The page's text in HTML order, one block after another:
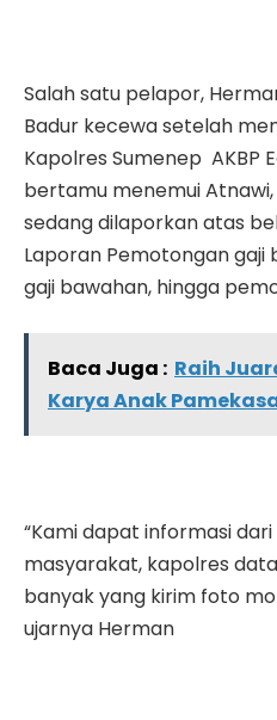
Salah satu pelapor,
Badur kecewa setelah
Kapolres Sumenep AKBP
bertamu menemui
sedang dilaporkan atas
Laporan Pemotongan gaji
gaji bawahan, hingga
Baca Juga : Raih
Karya Anak
“Kami dapat informasi
masyarakat, kapolres
banyak yang kirim foto
ujarnya Herman